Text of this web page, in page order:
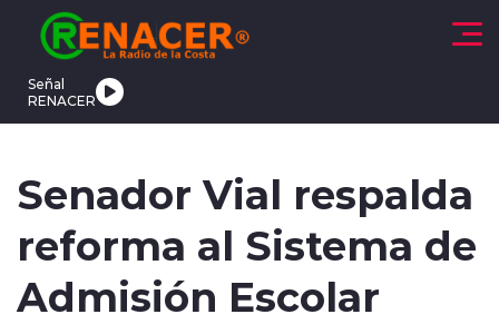
Click acá para ir directamente al contenido
Señal
RENACER
Senador Vial respalda
reforma al Sistema de
Admisión Escolar